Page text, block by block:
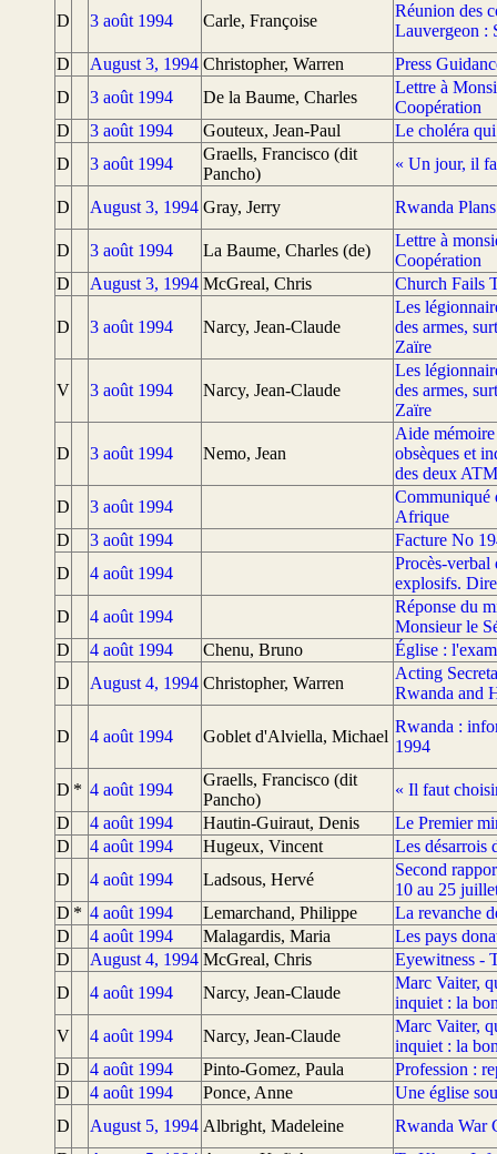
D 3 août 1994 Carle, Françoise
Réunion des
Lauvergeon :
D
August 3, 1994 Christopher, Warren
Press
D
3 août 1994 De la Baume, Charles
Lettre à
Coopération
D
3 août 1994 Gouteux, Jean-Paul
Le choléra
D
3 août 1994
Graells, Francisco (dit
Pancho)
« Un jour, il
D August 3, 1994 Gray, Jerry Rwanda
D 3 août 1994 La Baume, Charles (de)
Lettre à
Coopération
D
August 3, 1994 McGreal, Chris Church Fails
D 3 août 1994 Narcy, Jean-Claude
Les
des armes,
Zaïre
V 3 août 1994 Narcy, Jean-Claude
Les
des armes,
Zaïre
D 3 août 1994 Nemo, Jean
Aide
obsèques et
des deux
D
3 août 1994
Communiqué
Afrique
D
3 août 1994
Facture No
D
4 août 1994
Procès-verbal
explosifs.
D
4 août 1994
Réponse du
Monsieur le
D
4 août 1994 Chenu, Bruno
Église :
D
August 4, 1994 Christopher, Warren
Acting
Rwanda and
D 4 août 1994 Goblet d'Alviella, Michael
Rwanda :
1994
D * 4 août 1994
Graells, Francisco (dit
Pancho)
« Il faut
D
4 août 1994 Hautin-Guiraut, Denis
Le Premier
D
4 août 1994 Hugeux, Vincent
Les désarrois
D
4 août 1994 Ladsous, Hervé
Second
10 au 25
D * 4 août 1994 Lemarchand, Philippe
La revanche
D
4 août 1994 Malagardis, Maria
Les pays
D
August 4, 1994 McGreal, Chris
Eyewitness -
D
4 août 1994 Narcy, Jean-Claude
Marc Vaiter,
inquiet : la
V
4 août 1994 Narcy, Jean-Claude
Marc Vaiter,
inquiet : la
D
4 août 1994 Pinto-Gomez, Paula
Profession :
D
4 août 1994 Ponce, Anne
Une église
D
August 5, 1994 Albright, Madeleine
Rwanda War